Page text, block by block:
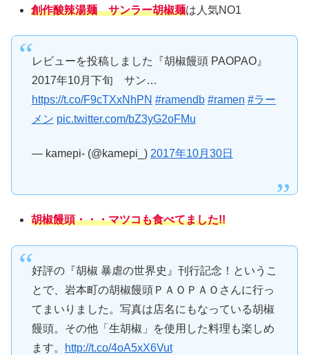
創作酸辣湯麺 サンラー胡椒麺は人気NO1
レビューを投稿しました『胡椒饅頭 PAOPAO』
2017年10月下旬 サン…
https://t.co/F9cTXxNhPN #ramendb #ramen #ラー
メン pic.twitter.com/bZ3yG2oFMu
— kamepi- (@kamepi_) 2017年10月30日
胡椒饅頭・・・マツコも食べてました!!
好評の『胡椒 暴虐の世界史』刊行記念！というこ
とで、岩本町の胡椒饅頭ＰＡＯＰＡＯさんに行っ
てまいりました。写真は店名にもなっている胡椒
饅頭。その他「生胡椒」を使用した料理も楽しめ
ます。
http://t.co/4oA5xX6Vut